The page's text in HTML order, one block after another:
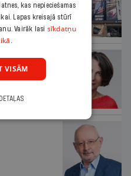
par
kas nepieciešamas
Lapas kreisajā stūrī
Vairāk lasi sīkdatņu
VISĀM